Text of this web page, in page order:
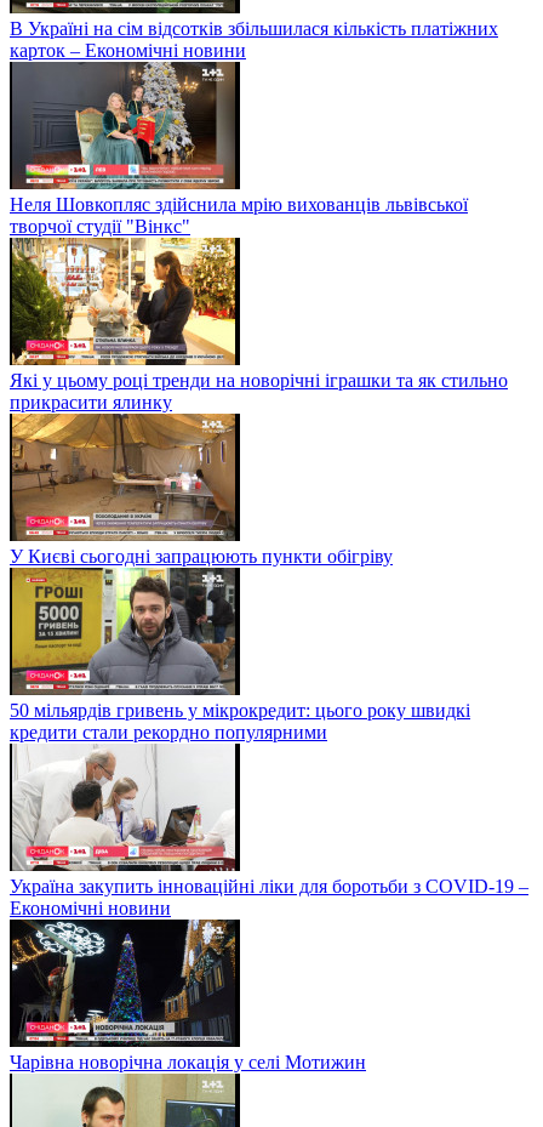
В Україні на сім відсотків збільшилася кількість платіжних
карток – Економічні новини
Неля Шовкопляс здійснила мрію вихованців львівської
творчої студії "Вінкс"
Які у цьому році тренди на новорічні іграшки та як стильно
прикрасити ялинку
У Києві сьогодні запрацюють пункти обігріву
50 мільярдів гривень у мікрокредит: цього року швидкі
кредити стали рекордно популярними
Україна закупить інноваційні ліки для боротьби з COVID-19 –
Економічні новини
Чарівна новорічна локація у селі Мотижин